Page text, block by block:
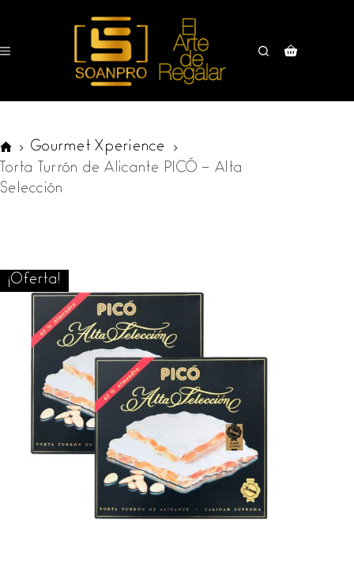
contenido
Carro
compra
SOANPRO
Gourmet Xperience
Torta Turrón de Alicante PICÓ – Alta
Selección
¡Oferta!